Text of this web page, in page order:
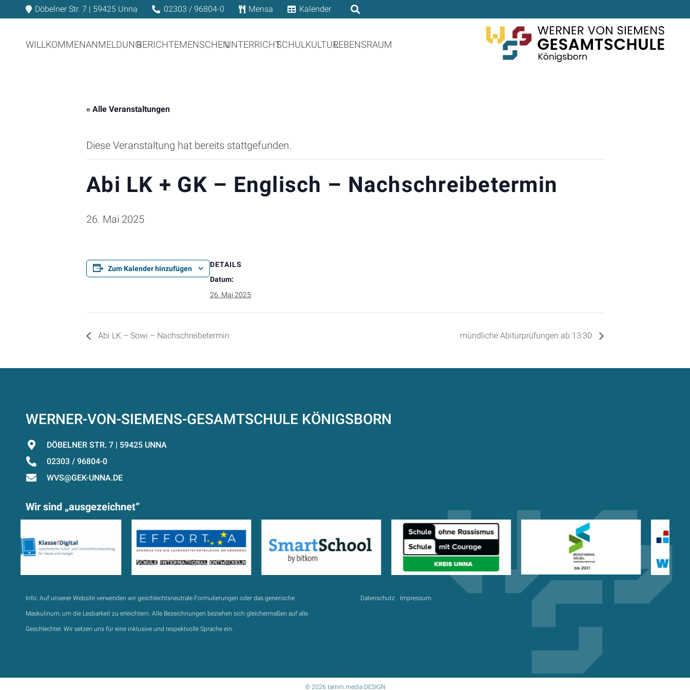
Döbelner Str. 7 | 59425 Unna 02303 / 96804-0 Mensa Kalender
WILLKOMMENANMELDUNGBERICHTEMENSCHENUNTERRICHTSCHULKULTURLEBENSRAUM
« Alle Veranstaltungen
Diese Veranstaltung hat bereits stattgefunden.
Abi LK + GK – Englisch – Nachschreibetermin
26. Mai 2025
Zum Kalender hinzufügen
DETAILS
Datum:
26. Mai 2025
Abi LK – Sowi – Nachschreibetermin mündliche Abiturprüfungen ab 13:30
WERNER-VON-SIEMENS-GESAMTSCHULE KÖNIGSBORN
DÖBELNER STR. 7 | 59425 UNNA
02303 / 96804-0
WVS@GEK-UNNA.DE
Wir sind „ausgezeichnet“
Info: Auf unserer Website verwenden wir geschlechtsneutrale Formulierungen oder das generische
Maskulinum, um die Lesbarkeit zu erleichtern. Alle Bezeichnungen beziehen sich gleichermaßen auf alle
Geschlechter. Wir setzen uns für eine inklusive und respektvolle Sprache ein.
Datenschutz Impressum
© 2026 tamm.media DESIGN